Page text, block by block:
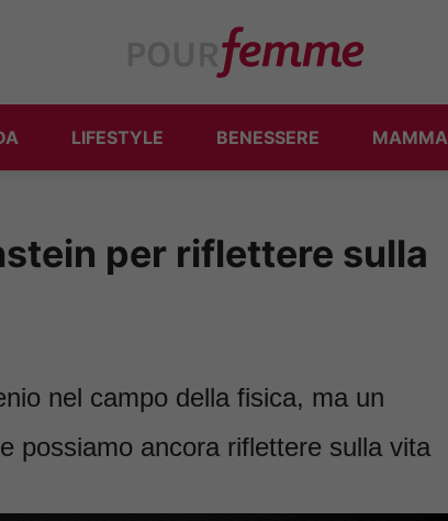
LIFESTYLE BENESSERE MAMMA
per riflettere sulla
nel campo della fisica, ma un
possiamo ancora riflettere sulla vita